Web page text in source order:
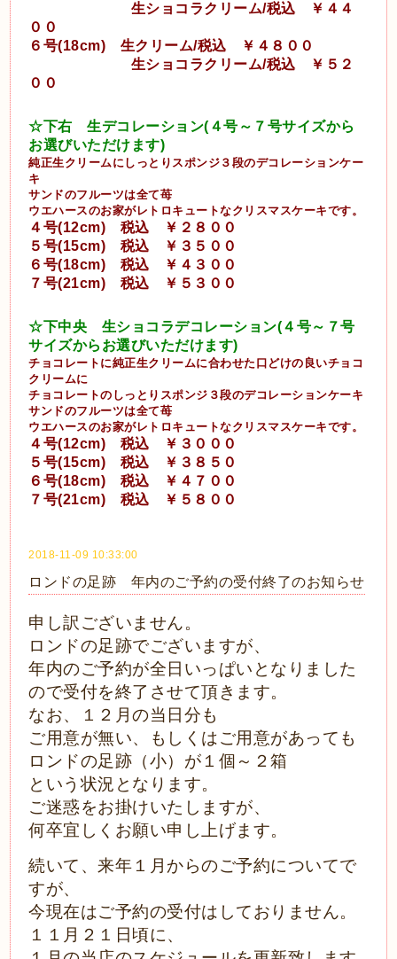
生ショコラクリーム/税込 ￥４４
００
６号(18cm) 生クリーム/税込 ￥４８００
生ショコラクリーム/税込 ￥５２
００
☆下右 生デコレーション(４号～７号サイズから
お選びいただけます)
純正生クリームにしっとりスポンジ３段のデコレーションケー
キ
サンドのフルーツは全て苺
ウエハースのお家がレトロキュートなクリスマスケーキです。
４号(12cm) 税込 ￥２８００
５号(15cm) 税込 ￥３５００
６号(18cm) 税込 ￥４３００
７号(21cm) 税込 ￥５３００
☆下中央 生ショコラデコレーション(４号～７号
サイズからお選びいただけます)
チョコレートに純正生クリームに合わせた口どけの良いチョコ
クリームに
チョコレートのしっとりスポンジ３段のデコレーションケーキ
サンドのフルーツは全て苺
ウエハースのお家がレトロキュートなクリスマスケーキです。
４号(12cm) 税込 ￥３０００
５号(15cm) 税込 ￥３８５０
６号(18cm) 税込 ￥４７００
７号(21cm) 税込 ￥５８００
2018-11-09 10:33:00
ロンドの足跡 年内のご予約の受付終了のお知らせ
申し訳ございません。
ロンドの足跡でございますが、
年内のご予約が全日いっぱいとなりました
ので受付を終了させて頂きます。
なお、１２月の当日分も
ご用意が無い、もしくはご用意があっても
ロンドの足跡（小）が１個～２箱
という状況となります。
ご迷惑をお掛けいたしますが、
何卒宜しくお願い申し上げます。
続いて、来年１月からのご予約についてで
すが、
今現在はご予約の受付はしておりません。
１１月２１日頃に、